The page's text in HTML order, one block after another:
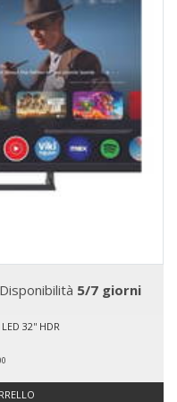
Disponibilità 5/7 giorni
32'' HDR